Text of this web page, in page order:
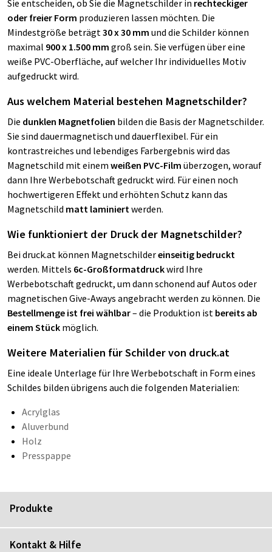
Sie entscheiden, ob Sie die Magnetschilder in rechteckiger
oder freier Form produzieren lassen möchten. Die
Mindestgröße beträgt 30 x 30 mm und die Schilder können
maximal 900 x 1.500 mm groß sein. Sie verfügen über eine
weiße PVC-Oberfläche, auf welcher Ihr individuelles Motiv
aufgedruckt wird.
Aus welchem Material bestehen Magnetschilder?
Die dunklen Magnetfolien bilden die Basis der Magnetschilder.
Sie sind dauermagnetisch und dauerflexibel. Für ein
kontrastreiches und lebendiges Farbergebnis wird das
Magnetschild mit einem weißen PVC-Film überzogen, worauf
dann Ihre Werbebotschaft gedruckt wird. Für einen noch
hochwertigeren Effekt und erhöhten Schutz kann das
Magnetschild matt laminiert werden.
Wie funktioniert der Druck der Magnetschilder?
Bei druck.at können Magnetschildereinseitig bedruckt
werden. Mittels 6c-Großformatdruckwird Ihre
Werbebotschaft gedruckt, um dann schonend auf Autos oder
magnetischen Give-Aways angebracht werden zu können. Die
Bestellmenge ist frei wählbar– die Produktion ist bereits ab
einem Stück möglich.
Weitere Materialien für Schilder von druck.at
Eine ideale Unterlage für Ihre Werbebotschaft in Form eines
Schildes bilden übrigens auch die folgenden Materialien:
Acrylglas
Aluverbund
Holz
Presspappe
Produkte
Kontakt & Hilfe